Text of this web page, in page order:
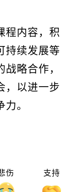
程内容，积
持续发展等
略合作，
，以进一步
。
伤 支持